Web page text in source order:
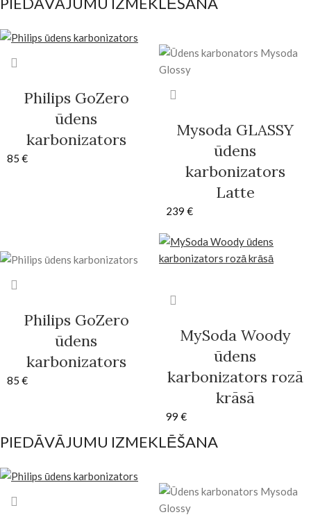
Philips GoZero
ūdens
karbonizators
85 €
Mysoda GLASSY
ūdens
karbonizators
Latte
239 €
Philips GoZero
ūdens
karbonizators
85 €
MySoda Woody
ūdens
karbonizators rozā
krāsā
99 €
PIEDĀVĀJUMU IZMEKLĒŠANA